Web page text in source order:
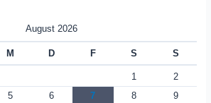
August 2026
M D F S S
1
2
5 6 7 8
9